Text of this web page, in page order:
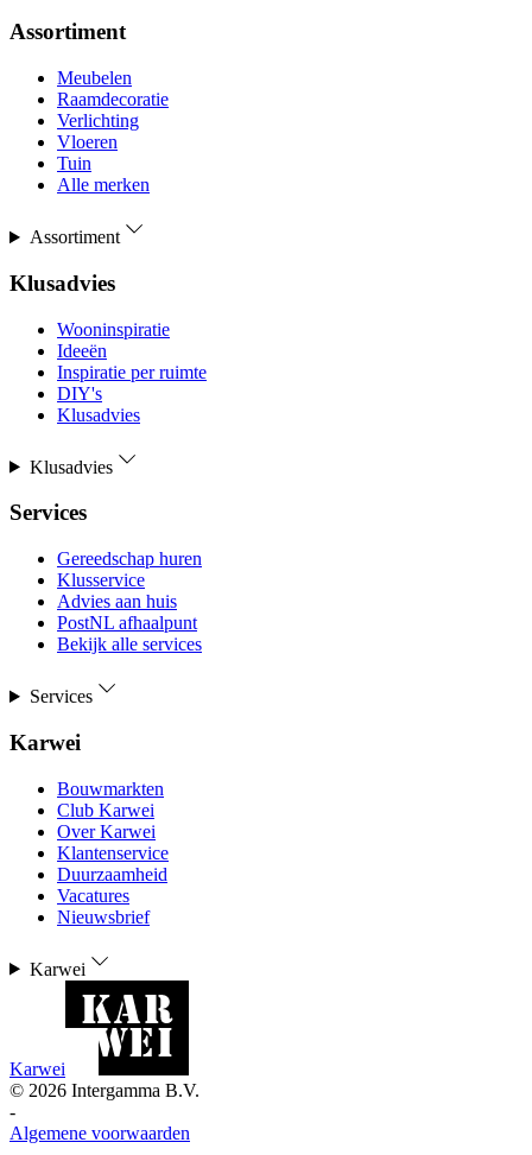
Assortiment
Meubelen
Raamdecoratie
Verlichting
Vloeren
Tuin
Alle merken
Assortiment
Klusadvies
Wooninspiratie
Ideeën
Inspiratie per ruimte
DIY's
Klusadvies
Klusadvies
Services
Gereedschap huren
Klusservice
Advies aan huis
PostNL afhaalpunt
Bekijk alle services
Services
Karwei
Bouwmarkten
Club Karwei
Over Karwei
Klantenservice
Duurzaamheid
Vacatures
Nieuwsbrief
Karwei
Karwei
© 2026 Intergamma B.V.
-
Algemene voorwaarden